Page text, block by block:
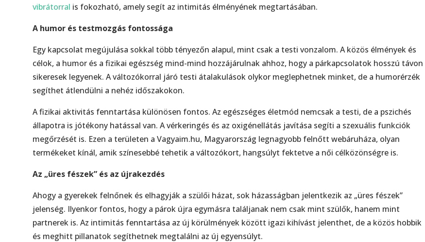
vibrátorral is fokozható, amely segít az intimitás élményének megtartásában.
A humor és testmozgás fontossága
Egy kapcsolat megújulása sokkal több tényezőn alapul, mint csak a testi vonzalom. A közös élmények és
célok, a humor és a fizikai egészség mind-mind hozzájárulnak ahhoz, hogy a párkapcsolatok hosszú távon
sikeresek legyenek. A változókorral járó testi átalakulások olykor meglephetnek minket, de a humorérzék
segíthet átlendülni a nehéz időszakokon.
A fizikai aktivitás fenntartása különösen fontos. Az egészséges életmód nemcsak a testi, de a pszichés
állapotra is jótékony hatással van. A vérkeringés és az oxigénellátás javítása segíti a szexuális funkciók
megőrzését is. Ezen a területen a Vagyaim.hu, Magyarország legnagyobb felnőtt webáruháza, olyan
termékeket kínál, amik színesebbé tehetik a változókort, hangsúlyt fektetve a női célközönségre is.
Az „üres fészek” és az újrakezdés
Ahogy a gyerekek felnőnek és elhagyják a szülői házat, sok házasságban jelentkezik az „üres fészek”
jelenség. Ilyenkor fontos, hogy a párok újra egymásra találjanak nem csak mint szülők, hanem mint
partnerek is. Az intimitás fenntartása az új körülmények között igazi kihívást jelenthet, de a közös hobbik
és meghitt pillanatok segíthetnek megtalálni az új egyensúlyt.